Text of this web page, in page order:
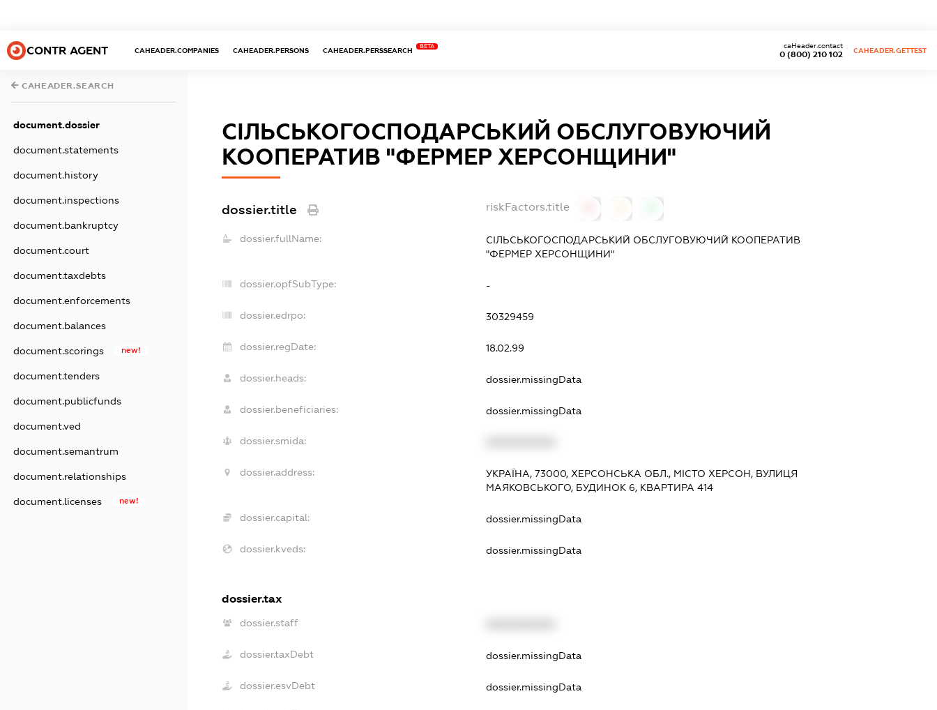
CONTR AGENT CAHEADER.COMPANIES CAHEADER.PERSONS CAHEADER.PERSSEARCH
BETA
0 (800) 210 102
caHeader.contact
CAHEADER.GETTEST
CAHEADER.SEARCH
document.dossier
document.statements
document.history
document.inspections
document.bankruptcy
document.court
document.taxdebts
document.enforcements
document.balances
document.scorings new!
document.tenders
document.publicfunds
document.ved
document.semantrum
document.relationships
document.licenses new!
СІЛЬСЬКОГОСПОДАРСЬКИЙ ОБСЛУГОВУЮЧИЙ
КООПЕРАТИВ "ФЕРМЕР ХЕРСОНЩИНИ"
dossier.title riskFactors.title
dossier.fullName:
СІЛЬСЬКОГОСПОДАРСЬКИЙ ОБСЛУГОВУЮЧИЙ КООПЕРАТИВ
"ФЕРМЕР ХЕРСОНЩИНИ"
dossier.opfSubType: -
dossier.edrpo: 30329459
dossier.regDate: 18.02.99
dossier.heads: dossier.missingData
dossier.beneficiaries: dossier.missingData
dossier.smida:
dossier.address:
УКРАЇНА, 73000, ХЕРСОНСЬКА ОБЛ., МІСТО ХЕРСОН, ВУЛИЦЯ
МАЯКОВСЬКОГО, БУДИНОК 6, КВАРТИРА 414
dossier.capital: dossier.missingData
dossier.kveds: dossier.missingData
dossier.tax
dossier.staff
dossier.taxDebt dossier.missingData
dossier.esvDebt dossier.missingData